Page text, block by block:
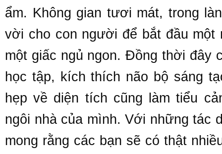
ẩm. Không gian tươi mát, trong
vời cho con người để bắt đầu
một giấc ngủ ngon. Đồng thời đây
học tập, kích thích não bộ sáng
hẹp về diện tích cũng làm tiểu
ngôi nhà của mình. Với những tác
mong rằng các bạn sẽ có thật